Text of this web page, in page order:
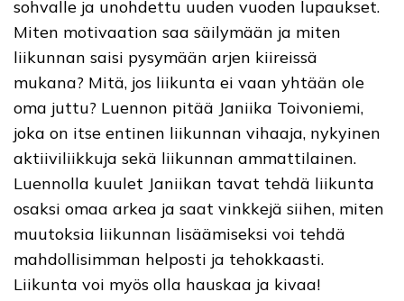
sohvalle ja unohdettu uuden vuoden lupaukset.
Miten motivaation saa säilymään ja miten
liikunnan saisi pysymään arjen kiireissä
mukana? Mitä, jos liikunta ei vaan yhtään ole
oma juttu? Luennon pitää Janiika Toivoniemi,
joka on itse entinen liikunnan vihaaja, nykyinen
aktiiviliikkuja sekä liikunnan ammattilainen.
Luennolla kuulet Janiikan tavat tehdä liikunta
osaksi omaa arkea ja saat vinkkejä siihen, miten
muutoksia liikunnan lisäämiseksi voi tehdä
mahdollisimman helposti ja tehokkaasti.
Liikunta voi myös olla hauskaa ja kivaa!